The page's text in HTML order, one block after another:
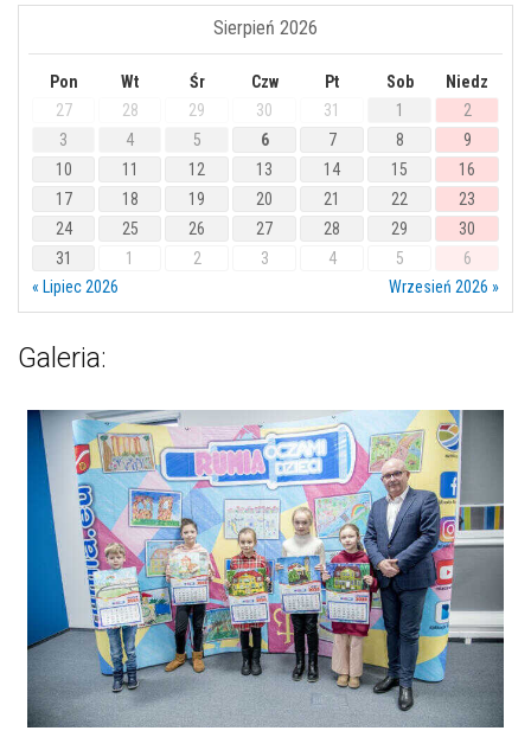
Sierpień 2026
Pon Wt Śr Czw Pt Sob
Niedz
27
28 29 30 31 1
2
3
4 5 6 7 8
9
10
11 12 13 14 15
16
17
18 19 20 21 22
23
24
25 26 27 28 29
30
31
1 2 3 4 5
6
« Lipiec 2026
Wrzesień 2026 »
Galeria: